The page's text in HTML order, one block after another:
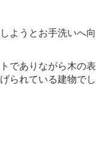
ようとお手洗いへ向
でありながら木の表
られている建物でし